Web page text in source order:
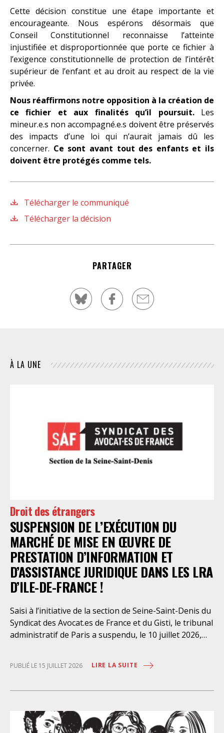
Cette décision constitue une étape importante et
encourageante. Nous espérons désormais que
Conseil Constitutionnel reconnaisse l’atteinte
injustifiée et disproportionnée que porte ce fichier à
l’exigence constitutionnelle de protection de l’intérêt
supérieur de l’enfant et au droit au respect de la vie
privée.
Nous réaffirmons notre opposition à la création de
ce fichier et aux finalités qu’il poursuit.Les
mineur.e.s non accompagné.e.s doivent être préservés
des impacts d’une loi qui n’aurait jamais dû les
concerner. Ce sont avant tout des enfants et ils
doivent être protégés comme tels.
Télécharger le communiqué
Télécharger la décision
PARTAGER
À LA UNE
Droit des étrangers
SUSPENSION DE L’EXÉCUTION DU
MARCHÉ DE MISE EN ŒUVRE DE
PRESTATION D’INFORMATION ET
D’ASSISTANCE JURIDIQUE DANS LES LRA
D’ILE-DE-FRANCE !
Saisi à l’initiative de la section de Seine-Saint-Denis du
Syndicat des Avocat.es de France et du Gisti, le tribunal
administratif de Paris a suspendu, le 10 juillet 2026,
juridique des étrangers maintenus dans les locaux de
droits fondamentaux des personnes retenues et
PUBLIÉ LE 15 JUILLET 2026 LIRE LA SUITE